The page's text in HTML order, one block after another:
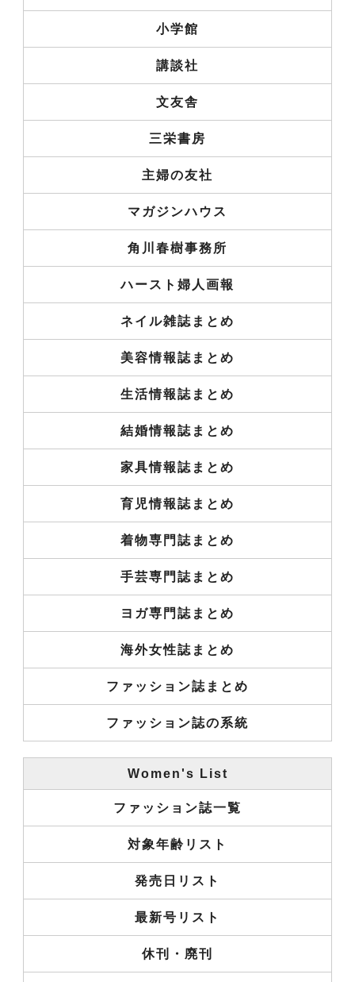
小学館
講談社
文友舎
三栄書房
主婦の友社
マガジンハウス
角川春樹事務所
ハースト婦人画報
ネイル雑誌まとめ
美容情報誌まとめ
生活情報誌まとめ
結婚情報誌まとめ
家具情報誌まとめ
育児情報誌まとめ
着物専門誌まとめ
手芸専門誌まとめ
ヨガ専門誌まとめ
海外女性誌まとめ
ファッション誌まとめ
ファッション誌の系統
Women's List
ファッション誌一覧
対象年齢リスト
発売日リスト
最新号リスト
休刊・廃刊